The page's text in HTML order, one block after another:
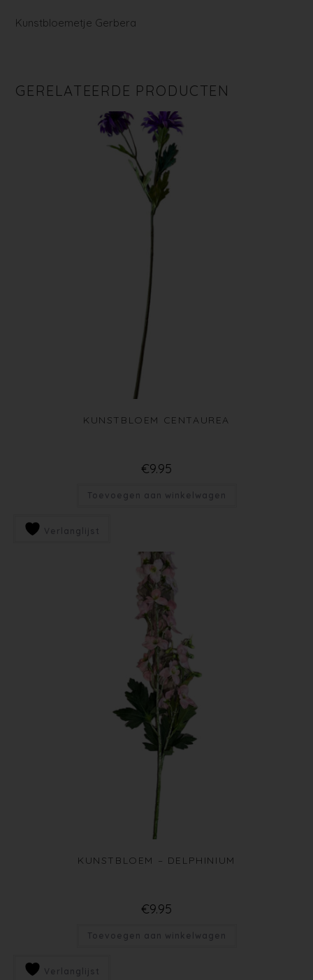
Kunstbloemetje Gerbera
GERELATEERDE PRODUCTEN
KUNSTBLOEM CENTAUREA
€9.95
Toevoegen aan winkelwagen
Verlanglijst
KUNSTBLOEM – DELPHINIUM
€9.95
Toevoegen aan winkelwagen
Verlanglijst